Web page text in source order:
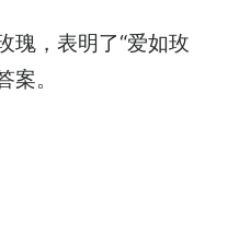
瑰，表明了“爱如玫
。